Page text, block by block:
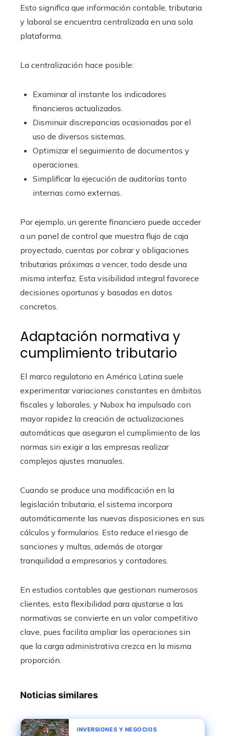
Esto significa que información contable, tributaria
y laboral se encuentra centralizada en una sola
plataforma.
La centralización hace posible:
Examinar al instante los indicadores
financieros actualizados.
Disminuir discrepancias ocasionadas por el
uso de diversos sistemas.
Optimizar el seguimiento de documentos y
operaciones.
Simplificar la ejecución de auditorías tanto
internas como externas.
Por ejemplo, un gerente financiero puede acceder
a un panel de control que muestra flujo de caja
proyectado, cuentas por cobrar y obligaciones
tributarias próximas a vencer, todo desde una
misma interfaz. Esta visibilidad integral favorece
decisiones oportunas y basadas en datos
concretos.
Adaptación normativa y
cumplimiento tributario
El marco regulatorio en América Latina suele
experimentar variaciones constantes en ámbitos
fiscales y laborales, y Nubox ha impulsado con
mayor rapidez la creación de actualizaciones
automáticas que aseguran el cumplimiento de las
normas sin exigir a las empresas realizar
complejos ajustes manuales.
Cuando se produce una modificación en la
legislación tributaria, el sistema incorpora
automáticamente las nuevas disposiciones en sus
cálculos y formularios. Esto reduce el riesgo de
sanciones y multas, además de otorgar
tranquilidad a empresarios y contadores.
En estudios contables que gestionan numerosos
clientes, esta flexibilidad para ajustarse a las
normativas se convierte en un valor competitivo
clave, pues facilita ampliar las operaciones sin
que la carga administrativa crezca en la misma
proporción.
Noticias similares
INVERSIONES Y NEGOCIOS